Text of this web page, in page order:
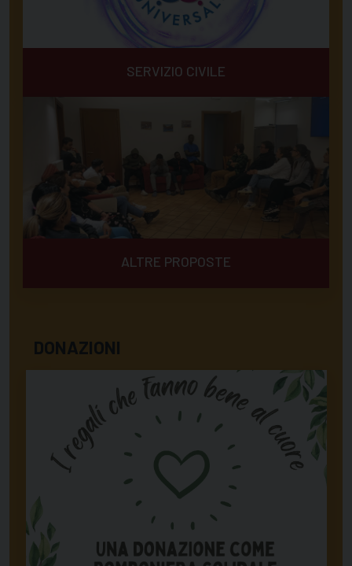
SERVIZIO CIVILE
ALTRE PROPOSTE
DONAZIONI